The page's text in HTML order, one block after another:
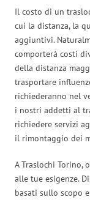
Il costo di un
cui la distanza, la
aggiuntivi.
comporterà costi
della distanza
trasportare
richiederanno nel
i nostri addetti al
richiedere servizi
il rimontaggio dei
A Traslochi Torino,
alle tue esigenze.
basati sullo scopo